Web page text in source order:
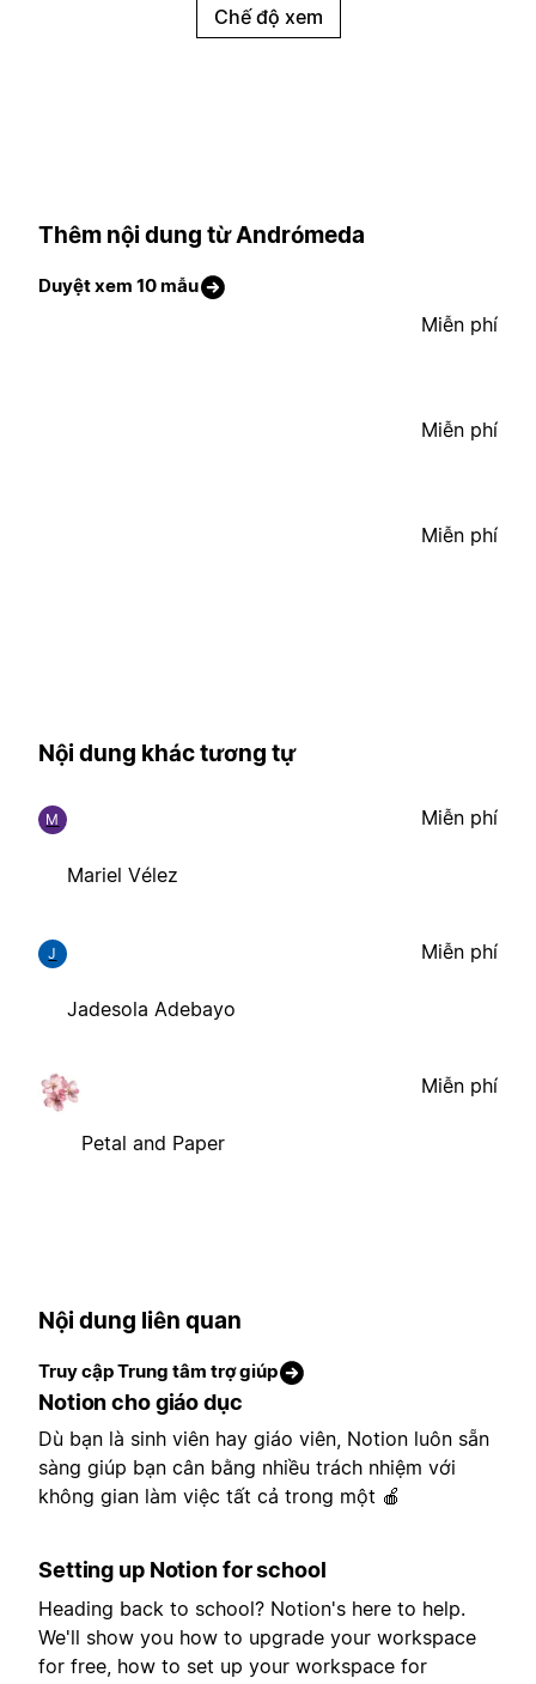
Chế độ xem
Thêm nội dung từ Andrómeda
Duyệt xem 10 mẫu
Miễn phí
Miễn phí
Miễn phí
Nội dung khác tương tự
M
Mariel Vélez
Miễn phí
J
Jadesola Adebayo
Miễn phí
Petal and Paper
Miễn phí
Nội dung liên quan
Truy cập Trung tâm trợ giúp
Notion cho giáo dục
Dù bạn là sinh viên hay giáo viên, Notion luôn sẵn
sàng giúp bạn cân bằng nhiều trách nhiệm với
không gian làm việc tất cả trong một 🍎
Setting up Notion for school
Heading back to school? Notion's here to help.
We'll show you how to upgrade your workspace
for free, how to set up your workspace for